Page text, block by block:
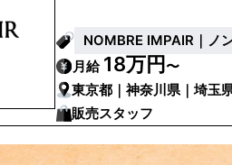
NOMBRE IMPAIR｜ノ
月給 18万円〜
東京都｜神奈川県｜埼玉
販売スタッフ